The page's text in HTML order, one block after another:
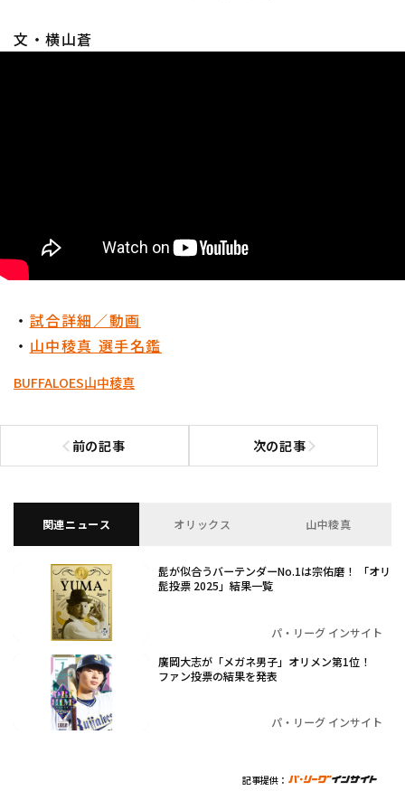
文・横山蒼
・ 試合詳細／動画
・ 山中稜真 選手名鑑
BUFFALOES山中稜真
前の記事
前の記事へ 次の記事次の記事へ
関連ニュース オリックス 山中稜真
髭が似合うバーテンダーNo.1は宗佑磨！ 「オリ
髭投票 2025」結果一覧
パ・リーグ インサイト
廣岡大志が「メガネ男子」オリメン第1位！
ファン投票の結果を発表
パ・リーグ インサイト
記事提供：